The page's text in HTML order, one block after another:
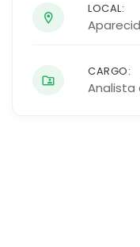
LOCAL:
CARGO:
Analista